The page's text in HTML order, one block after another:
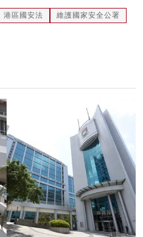
港區國安法
維護國家安全公署